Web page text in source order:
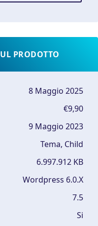
PRODOTTO
8 Maggio 2025
€9,90
9 Maggio 2023
Tema, Child
6.997.912 KB
Wordpress 6.0.X
7.5
Si